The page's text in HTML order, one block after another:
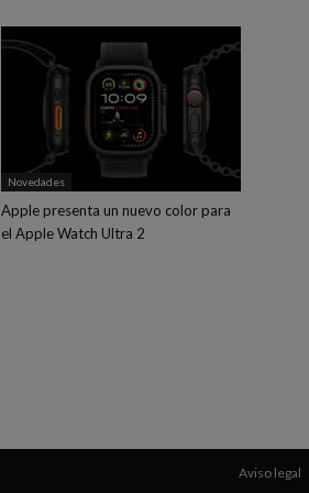
Novedades
Apple presenta un nuevo color para
el Apple Watch Ultra 2
Aviso legal